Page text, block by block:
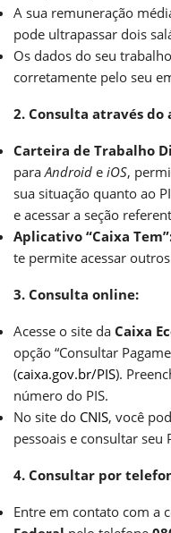
A sua remuneração
pode ultrapassar dois
Os dados do seu
corretamente pelo seu
2. Consulta através
Carteira de Trabalho
para Android e iOS,
sua situação quanto ao
e acessar a seção
Aplicativo “Caixa
te permite acessar
3. Consulta online:
Acesse o site da Caixa
opção “Consultar
(caixa.gov.br/PIS).
número do PIS.
No site do CNIS, você
pessoais e consultar seu
4. Consultar por
Entre em contato com a